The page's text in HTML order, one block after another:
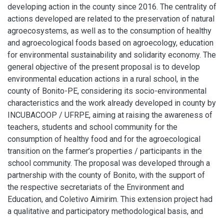
developing action in the county since 2016. The centrality of
actions developed are related to the preservation of natural
agroecosystems, as well as to the consumption of healthy
and agroecological foods based on agroecology, education
for environmental sustainability and solidarity economy. The
general objective of the present proposal is to develop
environmental education actions in a rural school, in the
county of Bonito-PE, considering its socio-environmental
characteristics and the work already developed in county by
INCUBACOOP / UFRPE, aiming at raising the awareness of
teachers, students and school community for the
consumption of healthy food and for the agroecological
transition on the farmer’s properties / participants in the
school community. The proposal was developed through a
partnership with the county of Bonito, with the support of
the respective secretariats of the Environment and
Education, and Coletivo Aimirim. This extension project had
a qualitative and participatory methodological basis, and